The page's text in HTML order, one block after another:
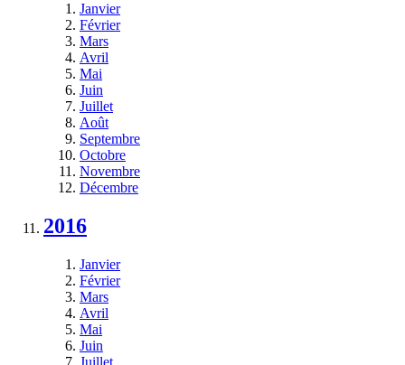
Janvier
Février
Mars
Avril
Mai
Juin
Juillet
Août
Septembre
Octobre
Novembre
Décembre
2016
Janvier
Février
Mars
Avril
Mai
Juin
Juillet